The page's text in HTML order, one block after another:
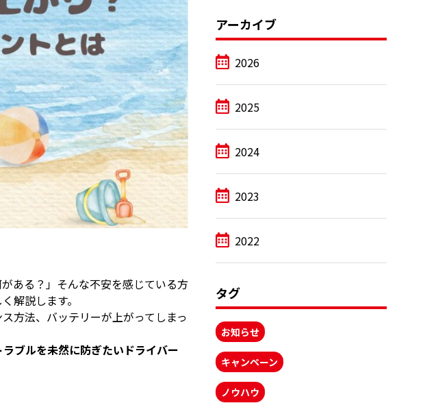
ある？」そんな不安を感じている方
解説します。
方法、バッテリーが上がってしまっ
ブルを未然に防ぎたいドライバー
アーカイブ
2026
2025
2024
2023
2022
タグ
お知らせ
キャンペーン
ノウハウ